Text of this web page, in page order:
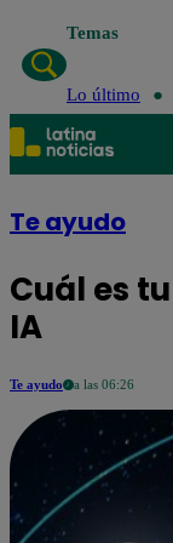
Temas
Lo último
Te ayudo
Cuál es
IA
Te ayudo a las 06:26